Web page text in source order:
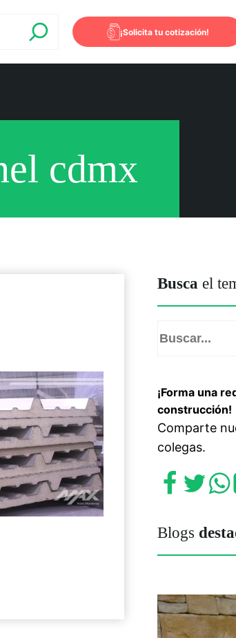
¡Solicita tu cotización!
cdmx
Busca el
¡Forma una
construcción!
Comparte
colegas.
Blogs